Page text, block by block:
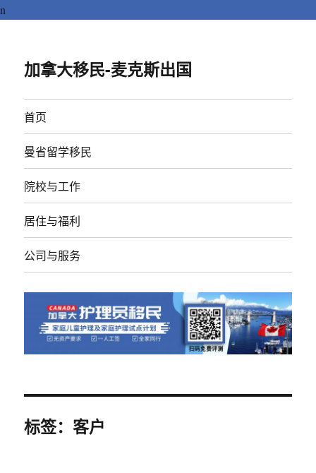
n
加拿大移民-麦克斯出国
首页
曼省留学移民
院校与工作
居住与福利
公司与服务
标签：客户